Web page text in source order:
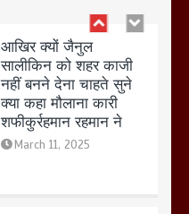
आखिर क्यों जैनुल
सालीकिन को शहर काजी
नहीं बनने देना चाहते सुने
क्या कहा मौलाना कारी
शफीकुर्रहमान रहमान ने
March 11, 2025